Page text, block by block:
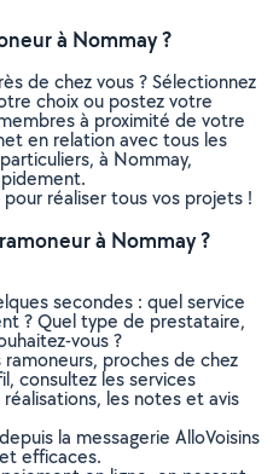
à Nommay ?
de chez vous ? Sélectionnez
choix ou postez votre
à proximité de votre
en relation avec tous les
à Nommay,
réaliser tous vos projets !
à Nommay ?
secondes : quel service
? Quel type de prestataire,
vous ?
proches de chez
consultez les services
les notes et avis
la messagerie AlloVoisins
efficaces.